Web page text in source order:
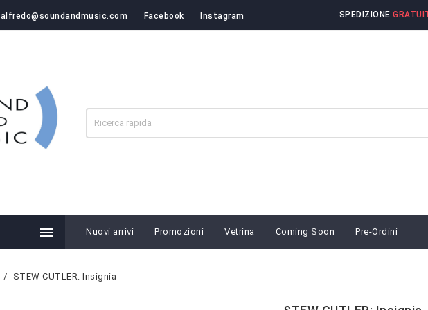
alfredo@soundandmusic.com Facebook Instagram SPEDIZIONE
 Nuovi arrivi Promozioni Vetrina Coming Soon Pre-Ordini
STEW CUTLER: Insignia